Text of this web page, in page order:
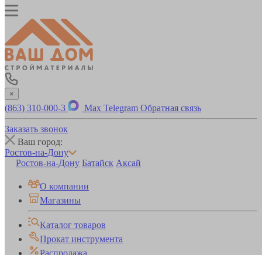
×
(863) 310-000-3 Max Telegram Обратная связь
Заказать звонок
Ваш город:
Ростов-на-Дону
Ростов-на-Дону Батайск Аксай
О компании
Магазины
Каталог товаров
Прокат инструмента
Распродажа